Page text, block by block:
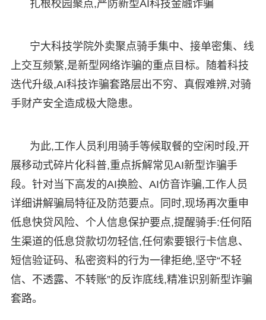
扎根校园聚点,严防新型AI科技金融诈骗
宁大科技学院外卖聚点骑手集中、接单密集、线
上交互频繁,是新型网络诈骗的重点目标。随着科技
迭代升级,AI科技诈骗套路层出不穷、真假难辨,对骑
手财产安全造成极大隐患。
为此,工作人员利用骑手等候取餐的空闲时段,开
展移动式碎片化科普,重点拆解常见AI新型诈骗手
段。针对当下高发的AI换脸、AI仿音诈骗,工作人员
详细讲解骗局特征及防范要点。同时,现场再次重申
低息快贷风险、个人信息保护要点,提醒骑手:任何陌
生渠道的低息贷款切勿轻信,任何索要银行卡信息、
短信验证码、私密资料的行为一律拒绝,坚守“不轻
信、不透露、不转账”的反诈底线,精准识别新型诈骗
套路。